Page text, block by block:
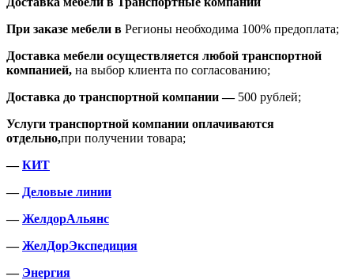
При заказе мебели в Регионы необходима 100% предоплата;
Доставка мебели осуществляется любой транспортной
компанией, на выбор клиента по согласованию;
Доставка до транспортной компании —500 рублей;
Услуги транспортной компании оплачиваются
отдельно,при получении товара;
—КИТ
— Деловые линии
—ЖелдорАльянс
—ЖелДорЭкспедиция
— Энергия